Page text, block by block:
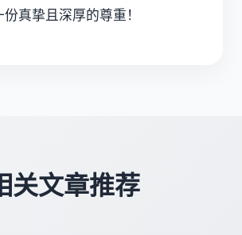
真挚且深厚的尊重！
关文章推荐